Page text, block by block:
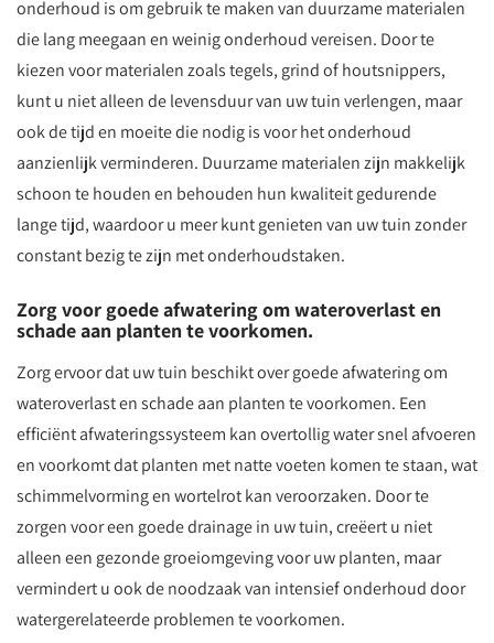
onderhoud is om gebruik te maken van duurzame materialen
die lang meegaan en weinig onderhoud vereisen. Door te
kiezen voor materialen zoals tegels, grind of houtsnippers,
kunt u niet alleen de levensduur van uw tuin verlengen, maar
ook de tijd en moeite die nodig is voor het onderhoud
aanzienlijk verminderen. Duurzame materialen zijn makkelijk
schoon te houden en behouden hun kwaliteit gedurende
lange tijd, waardoor u meer kunt genieten van uw tuin zonder
constant bezig te zijn met onderhoudstaken.
Zorg voor goede afwatering om wateroverlast en
schade aan planten te voorkomen.
Zorg ervoor dat uw tuin beschikt over goede afwatering om
wateroverlast en schade aan planten te voorkomen. Een
efficiënt afwateringssysteem kan overtollig water snel afvoeren
en voorkomt dat planten met natte voeten komen te staan, wat
schimmelvorming en wortelrot kan veroorzaken. Door te
zorgen voor een goede drainage in uw tuin, creëert u niet
alleen een gezonde groeiomgeving voor uw planten, maar
vermindert u ook de noodzaak van intensief onderhoud door
watergerelateerde problemen te voorkomen.